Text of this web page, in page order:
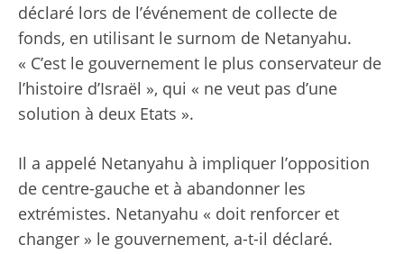
déclaré lors de l’événement de collecte de
fonds, en utilisant le surnom de Netanyahu.
« C’est le gouvernement le plus conservateur de
l’histoire d’Israël », qui « ne veut pas d’une
solution à deux Etats ».
Il a appelé Netanyahu à impliquer l’opposition
de centre-gauche et à abandonner les
extrémistes. Netanyahu « doit renforcer et
changer » le gouvernement, a-t-il déclaré.